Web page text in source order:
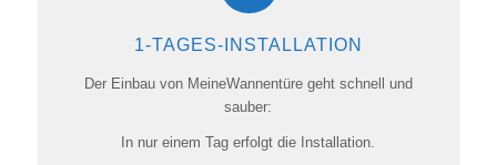
1-TAGES-INSTALLATION
Der Einbau von MeineWannentüre geht schnell und
sauber:
In nur einem Tag erfolgt die Installation.